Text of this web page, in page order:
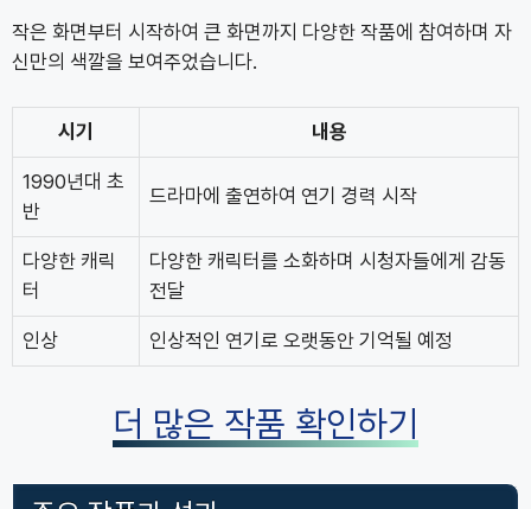
작은 화면부터 시작하여 큰 화면까지 다양한 작품에 참여하며 자
신만의 색깔을 보여주었습니다.
시기 내용
1990년대 초
반
드라마에 출연하여 연기 경력 시작
다양한 캐릭
터
다양한 캐릭터를 소화하며 시청자들에게 감동
전달
인상 인상적인 연기로 오랫동안 기억될 예정
더 많은 작품 확인하기